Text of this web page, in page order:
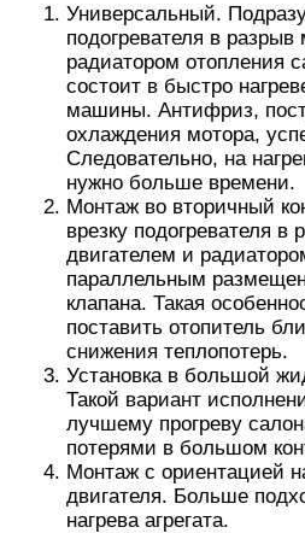
Универсальный.
подогревателя в
радиатором отопления
состоит в быстро
машины. Антифриз,
охлаждения мотора,
Следовательно, на
нужно больше времени.
Монтаж во вторичный
врезку подогревателя в
двигателем и
параллельным
клапана. Такая
поставить отопитель
снижения теплопотерь.
Установка в большой
Такой вариант
лучшему прогреву
потерями в большом
Монтаж с ориентацией
двигателя. Больше
нагрева агрегата.